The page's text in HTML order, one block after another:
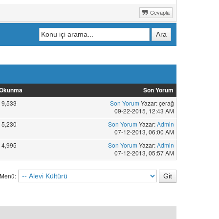
Cevapla
Son Yorum
9,533 Son Yorum Yazar: çerağ
09-22-2015, 12:43 AM
5,230 Son Yorum Yazar:Admin
07-12-2013, 06:00 AM
4,995 Son Yorum Yazar:Admin
07-12-2013, 05:57 AM
Menü: